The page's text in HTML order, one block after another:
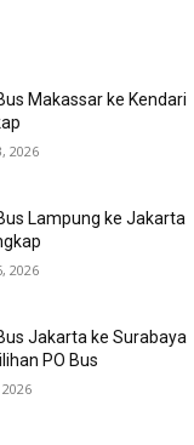
Makassar ke Kendari
2026
Lampung ke Jakarta
2026
Jakarta ke Surabaya
PO Bus